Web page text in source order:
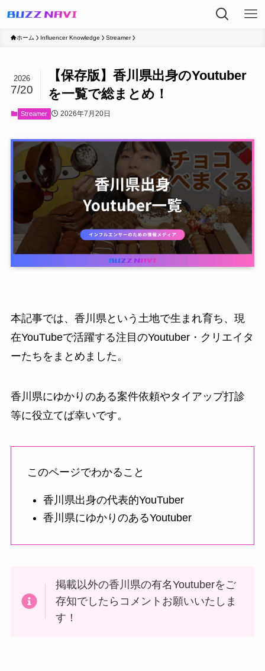
ホーム Influencer Knowledge Streamer
【保存版】香川県出身のYoutuber
を一覧で総まとめ！
2026
7/20
Streamer 2026年7月20日
本記事では、香川県という土地で生まれ育ち、現
在YouTubeで活躍する注目のYoutuber・クリエイタ
ーたちをまとめました。
香川県にゆかりのある案件依頼やタイアップ打診
等に役立てば幸いです。
このページでわかること
香川県出身の代表的YouTuber
香川県にゆかりのあるYoutuber
掲載以外の香川県の有名Youtuberをご
存知でしたらコメントお願いいたしま
す！